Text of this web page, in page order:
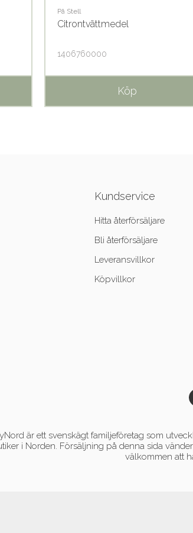
På Stell
Citrontvättmedel
1406760000
Köp
Kundservice
Hitta återförsäljare
Bli återförsäljare
Leveransvillkor
Köpvillkor
är ett svenskägt familjeföretag som
i Norden. Försäljning på denna sida
välkommen att